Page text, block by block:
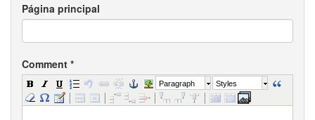
Página principal
Comment *
Paragraph Styles